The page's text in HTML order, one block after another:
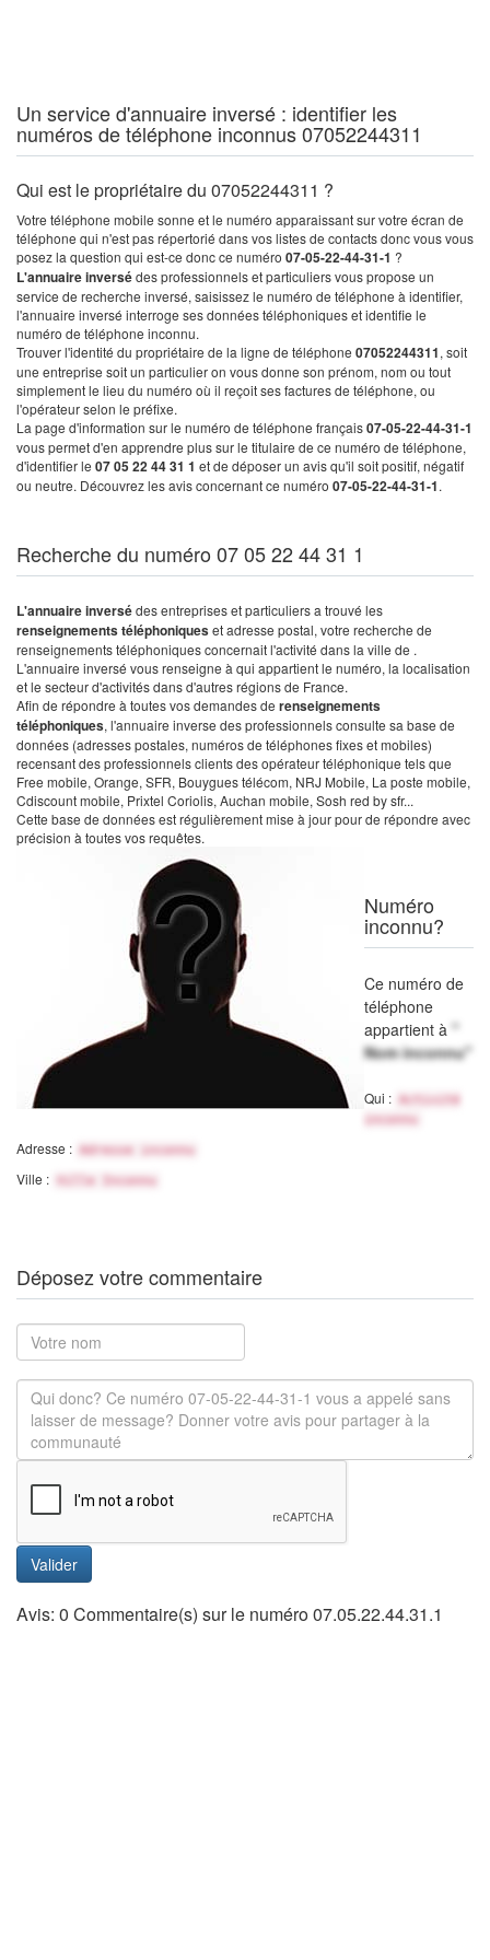
Un service d'annuaire inversé : identifier les
numéros de téléphone inconnus 07052244311
Qui est le propriétaire du 07052244311 ?
Votre téléphone mobile sonne et le numéro apparaissant sur votre écran de
téléphone qui n'est pas répertorié dans vos listes de contacts donc vous vous
posez la question qui est-ce donc ce numéro 07-05-22-44-31-1 ?
L'annuaire inversédes professionnels et particuliers vous propose un
service de recherche inversé, saisissez le numéro de téléphone à identifier,
l'annuaire inversé interroge ses données téléphoniques et identifie le
numéro de téléphone inconnu.
Trouver l'identité du propriétaire de la ligne de téléphone 07052244311, soit
une entreprise soit un particulier on vous donne son prénom, nom ou tout
simplement le lieu du numéro où il reçoit ses factures de téléphone, ou
l'opérateur selon le préfixe.
La page d'information sur le numéro de téléphone français07-05-22-44-31-1
vous permet d'en apprendre plus sur le titulaire de ce numéro de téléphone,
d'identifier le 07 05 22 44 31 1 et de déposer un avis qu'il soit positif, négatif
ou neutre. Découvrez les avis concernant ce numéro 07-05-22-44-31-1.
Recherche du numéro 07 05 22 44 31 1
L'annuaire inversédes entreprises et particuliers a trouvé les
renseignements téléphoniqueset adresse postal, votre recherche de
renseignements téléphoniques concernait l'activité dans la ville de .
L'annuaire inversé vous renseigne à qui appartient le numéro, la localisation
et le secteur d'activités dans d'autres régions de France.
Afin de répondre à toutes vos demandes de renseignements
téléphoniques, l'annuaire inverse des professionnels consulte sa base de
données (adresses postales, numéros de téléphones fixes et mobiles)
recensant des professionnels clients des opérateur téléphonique tels que
Free mobile, Orange, SFR, Bouygues télécom, NRJ Mobile, La poste mobile,
Cdiscount mobile, Prixtel Coriolis, Auchan mobile, Sosh red by sfr...
Cette base de données est régulièrement mise à jour pour de répondre avec
précision à toutes vos requêtes.
Numéro
inconnu?
Ce numéro de
téléphone
appartient à "
Nom inconnu"
Qui :
Activité
inconnu
Adresse : Adresse inconnu
Ville : Ville Inconnu
Déposez votre commentaire
Valider
Avis: 0 Commentaire(s) sur le numéro 07.05.22.44.31.1